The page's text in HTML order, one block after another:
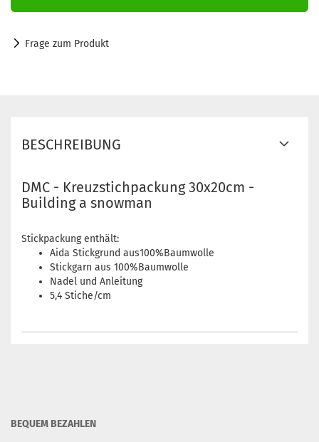
Frage zum Produkt
BESCHREIBUNG
DMC - Kreuzstichpackung 30x20cm -
Building a snowman
Stickpackung enthält:
Aida Stickgrund aus100%Baumwolle
Stickgarn aus 100%Baumwolle
Nadel und Anleitung
5,4 Stiche/cm
BEQUEM BEZAHLEN